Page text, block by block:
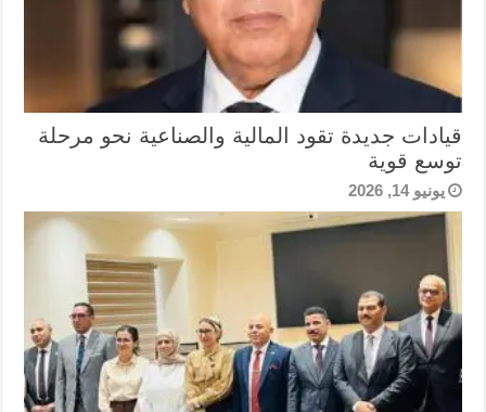
قيادات جديدة تقود المالية والصناعية نحو مرحلة
توسع قوية
يونيو 14, 2026